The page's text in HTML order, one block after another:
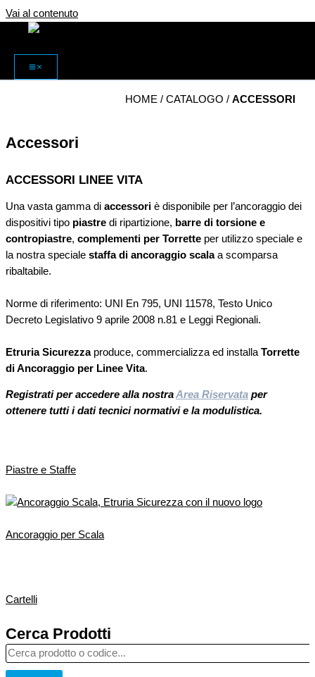
Vai al contenuto
HOME / CATALOGO / ACCESSORI
Accessori
ACCESSORI LINEE VITA
Una vasta gamma di accessori è disponibile per l’ancoraggio dei
dispositivi tipo piastre di ripartizione, barre di torsione e
contropiastre, complementi per Torrette per utilizzo speciale e
la nostra speciale staffa di ancoraggio scalaa scomparsa
ribaltabile.
Norme di riferimento: UNI En 795, UNI 11578, Testo Unico
Decreto Legislativo 9 aprile 2008 n.81 e Leggi Regionali.
Etruria Sicurezzaproduce, commercializza ed installa Torrette
di Ancoraggio per Linee Vita.
Registrati per accedere alla nostraArea Riservata per
ottenere tutti i dati tecnici normativi e la modulistica.
Piastre e Staffe
Ancoraggio per Scala
Cartelli
Cerca Prodotti